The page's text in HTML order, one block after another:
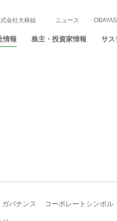
情報 株主・投資家情報 サス
会社大林組 ニュース
ガバナンス コーポレートシンボル